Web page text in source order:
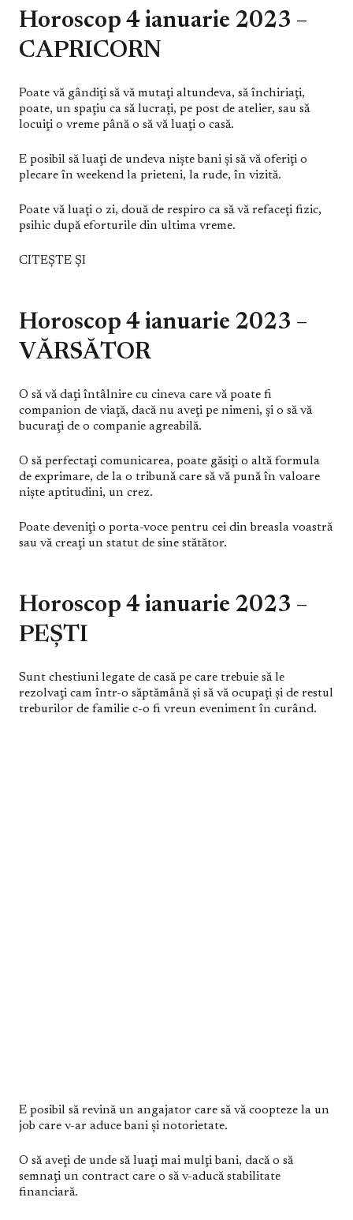
Horoscop 4 ianuarie 2023 –
CAPRICORN
Poate vă gândiţi să vă mutaţi altundeva, să închiriaţi,
poate, un spaţiu ca să lucraţi, pe post de atelier, sau să
locuiţi o vreme până o să vă luaţi o casă.
E posibil să luaţi de undeva nişte bani şi să vă oferiţi o
plecare în weekend la prieteni, la rude, în vizită.
Poate vă luaţi o zi, două de respiro ca să vă refaceţi fizic,
psihic după eforturile din ultima vreme.
CITEȘTE ȘI
Horoscop 4 ianuarie 2023 –
VĂRSĂTOR
O să vă daţi întâlnire cu cineva care vă poate fi
companion de viaţă, dacă nu aveţi pe nimeni, şi o să vă
bucuraţi de o companie agreabilă.
O să perfectaţi comunicarea, poate găsiţi o altă formula
de exprimare, de la o tribună care să vă pună în valoare
nişte aptitudini, un crez.
Poate deveniţi o porta-voce pentru cei din breasla voastră
sau vă creaţi un statut de sine stătător.
Horoscop 4 ianuarie 2023 –
PEŞTI
Sunt chestiuni legate de casă pe care trebuie să le
rezolvaţi cam într-o săptămână şi să vă ocupaţi şi de restul
treburilor de familie c-o fi vreun eveniment în curând.
E posibil să revină un angajator care să vă coopteze la un
job care v-ar aduce bani şi notorietate.
O să aveţi de unde să luaţi mai mulţi bani, dacă o să
semnaţi un contract care o să v-aducă stabilitate
financiară.